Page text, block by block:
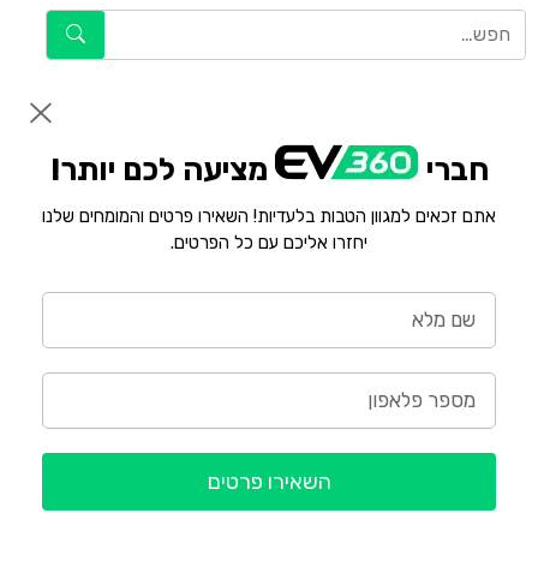
חברי מציעה לכם יותר!
אתם זכאים למגוון הטבות בלעדיות! השאירו פרטים והמומחים שלנו
יחזרו אליכם עם כל הפרטים.
השאירו פרטים